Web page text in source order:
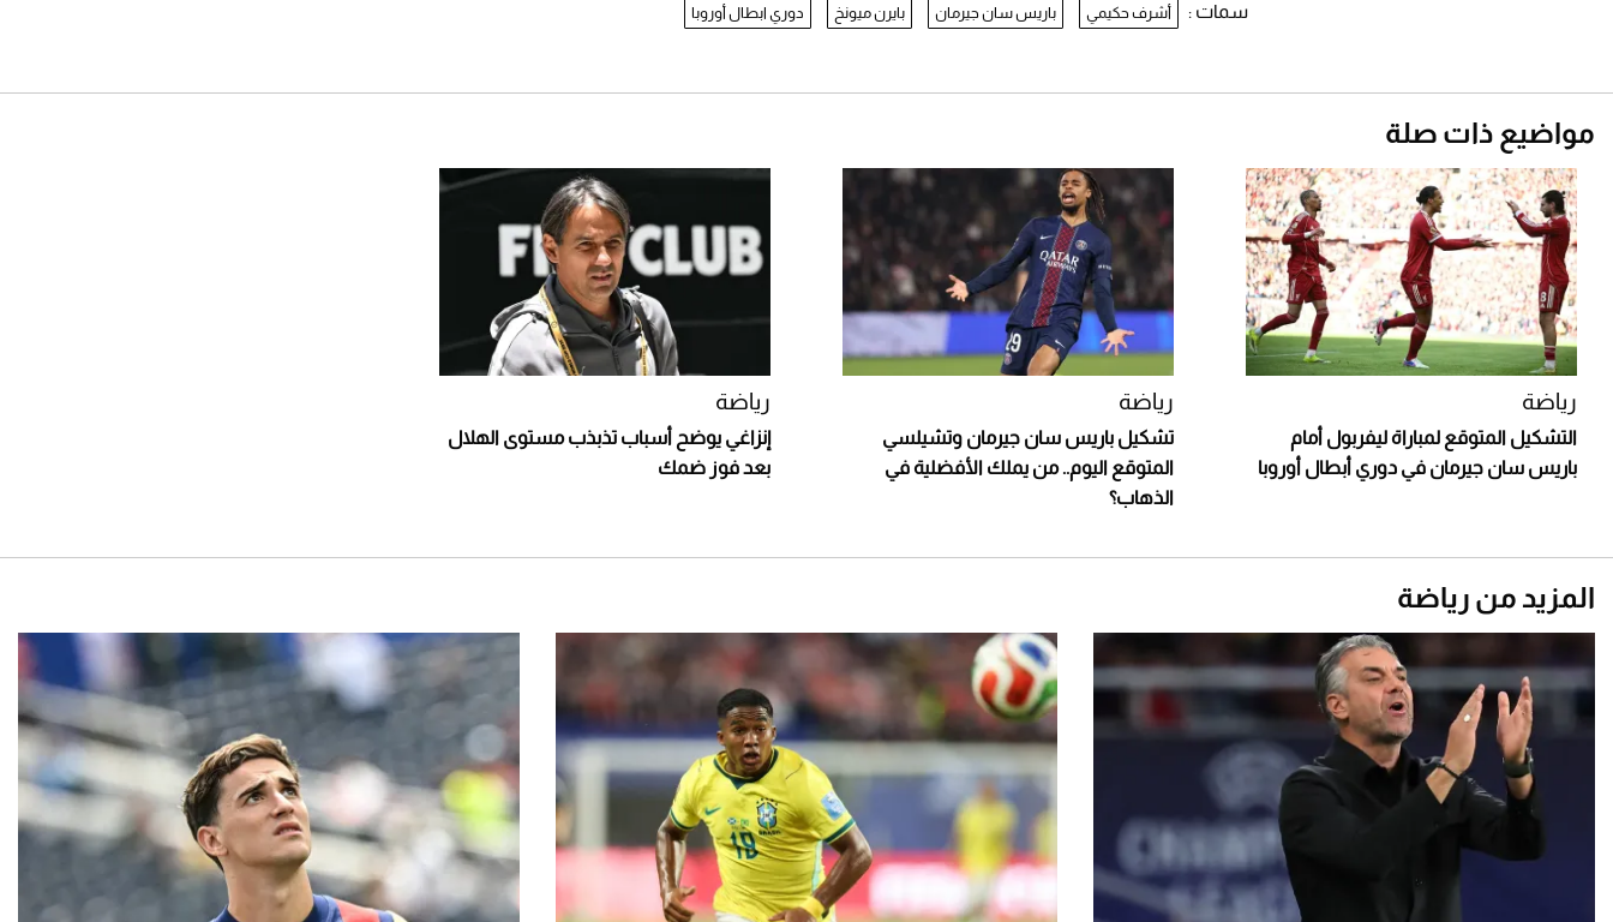
سمات : أشرف حكيمي باريس سان جيرمان بايرن ميونخ دوري ابطال أوروبا
مواضيع ذات صلة
رياضة
التشكيل المتوقع لمباراة ليفربول أمام
باريس سان جيرمان في دوري أبطال أوروبا
رياضة
تشكيل باريس سان جيرمان وتشيلسي
المتوقع اليوم.. من يملك الأفضلية في
الذهاب؟
رياضة
إنزاغي يوضح أسباب تذبذب مستوى الهلال
بعد فوز ضمك
المزيد من رياضة